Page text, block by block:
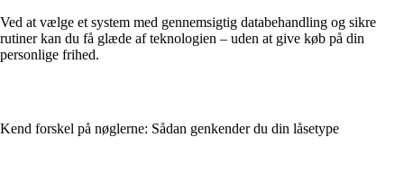
Ved at vælge et system med gennemsigtig databehandling og sikre
rutiner kan du få glæde af teknologien – uden at give køb på din
personlige frihed.
Kend forskel på nøglerne: Sådan genkender du din låsetype